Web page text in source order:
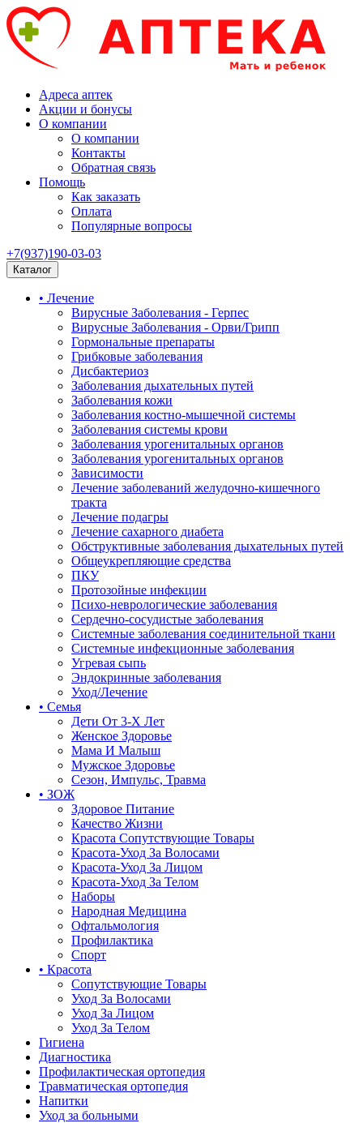
Адреса аптек
Акции и бонусы
О компании
О компании
Контакты
Обратная связь
Помощь
Как заказать
Оплата
Популярные вопросы
+7(937)190-03-03
Каталог
• Лечение
Вирусные Заболевания - Герпес
Вирусные Заболевания - Орви/Грипп
Гормональные препараты
Грибковые заболевания
Дисбактериоз
Заболевания дыхательных путей
Заболевания кожи
Заболевания костно-мышечной системы
Заболевания системы крови
Заболевания урогенитальных органов
Заболевания урогенитальных органов
Зависимости
Лечение заболеваний желудочно-кишечного
тракта
Лечение подагры
Лечение сахарного диабета
Обструктивные заболевания дыхательных путей
Общеукрепляющие средства
ПКУ
Протозойные инфекции
Психо-неврологические заболевания
Сердечно-сосудистые заболевания
Системные заболевания соединительной ткани
Системные инфекционные заболевания
Угревая сыпь
Эндокринные заболевания
Уход/Лечение
• Семья
Дети От 3-Х Лет
Женское Здоровье
Мама И Малыш
Мужское Здоровье
Сезон, Импульс, Травма
• ЗОЖ
Здоровое Питание
Качество Жизни
Красота Сопутствующие Товары
Красота-Уход За Волосами
Красота-Уход За Лицом
Красота-Уход За Телом
Наборы
Народная Медицина
Офтальмология
Профилактика
Спорт
• Красота
Сопутствующие Товары
Уход За Волосами
Уход За Лицом
Уход За Телом
Гигиена
Диагностика
Профилактическая ортопедия
Травматическая ортопедия
Напитки
Уход за больными